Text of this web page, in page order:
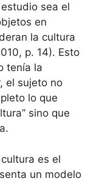
sea el
en
la cultura
p. 14). Esto
tenía la
el sujeto no
lo que
sino que
es el
un modelo